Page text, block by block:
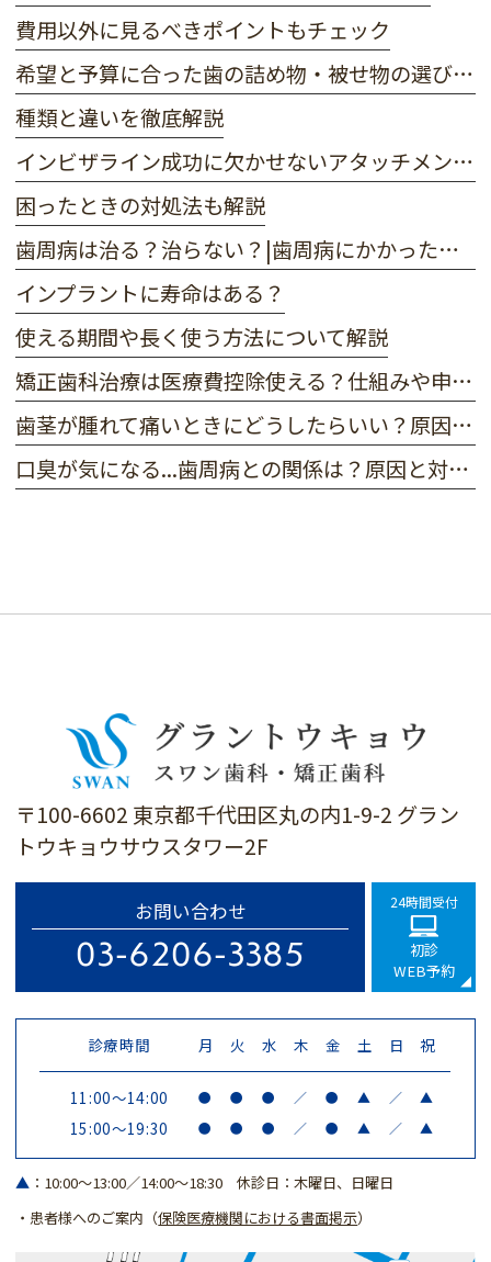
費用以外に見るべきポイントもチェック
希望と予算に合った歯の詰め物・被せ物の選び方とは？
種類と違いを徹底解説
インビザライン成功に欠かせないアタッチメントとは？
困ったときの対処法も解説
歯周病は治る？治らない？|歯周病にかかったときの正しい対処法や予防法を解説
インプラントに寿命はある？
使える期間や長く使う方法について解説
矯正歯科治療は医療費控除使える？仕組みや申請の方法を解説
歯茎が腫れて痛いときにどうしたらいい？ 原因や考えられる病気・治し方を解説
口臭が気になる...歯周病との関係は？原因と対策について
〒100-6602 東京都千代田区丸の内1-9-2 グラン
トウキョウサウスタワー2F
お問い合わせ
03-6206-3385
24時間受付
初診
WEB予約
診療時間 月 火 水 木 金 土 日 祝
11:00〜14:00 ● ● ● ／ ● ▲ ／ ▲
15:00～19:30 ● ● ● ／ ● ▲ ／ ▲
▲ ：10:00〜13:00／14:00～18:30 休診日：木曜日、日曜日
・患者様へのご案内（保険医療機関における書面掲示）